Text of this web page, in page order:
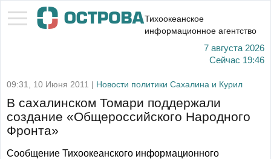
Тихоокеанское
информационное агентство
7 августа 2026
Сейчас 19:46
09:31, 10 Июня 2011 | Новости политики Сахалина и Курил
В сахалинском Томари поддержали
создание «Общероссийского Народного
Фронта»
Сообщение Тихоокеанского информационного